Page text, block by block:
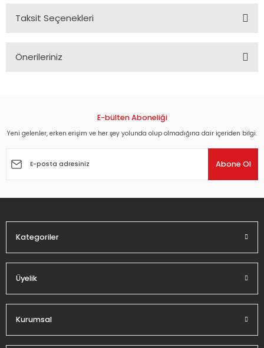
Taksit Seçenekleri
Önerileriniz
Görüş ve önerileriniz için teşekkür ederiz.
Ürün açıklamasında eksik bilgiler bulunuyor.
E-bülten Aboneliği
Yeni gelenler, erken erişim ve her şey yolunda olup olmadığına dair içeriden bilgi.
Abone Ol
Kategoriler
Üyelik
Kurumsal